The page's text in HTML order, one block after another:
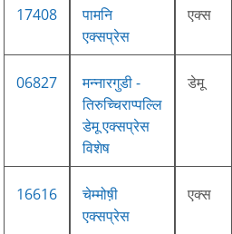
17408
पामनि
एक्सप्रेस
एक्स
06827
मन्नारगुडी -
तिरुच्चिराप्पल्लि
डेमू एक्सप्रेस
विशेष
डेमू
16616
चेम्मोष़ी
एक्सप्रेस
एक्स